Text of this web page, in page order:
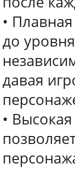
•
до
давая
•